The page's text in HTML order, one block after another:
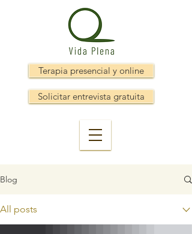
Terapia presencial y online
Solicitar entrevista gratuita
Blog
All posts